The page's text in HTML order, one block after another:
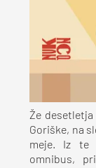
Že
Goriške, na
meje. Iz te
omnibus,